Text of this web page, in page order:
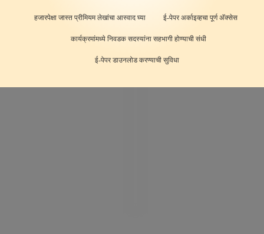
हजारपेक्षा जास्त प्रीमियम लेखांचा आस्वाद घ्या ई-पेपर अर्काइव्हचा पूर्ण अ‍ॅक्सेस
कार्यक्रमांमध्ये निवडक सदस्यांना सहभागी होण्याची संधी
ई-पेपर डाउनलोड करण्याची सुविधा